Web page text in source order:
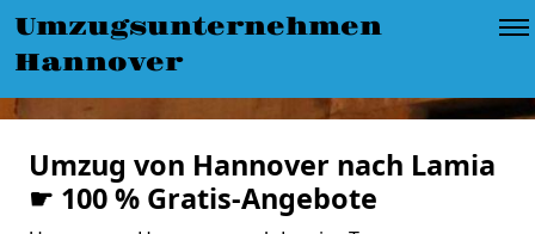
Umzugsunternehmen
Hannover
Umzug von Hannover nach Lamia
☛ 100 % Gratis-Angebote